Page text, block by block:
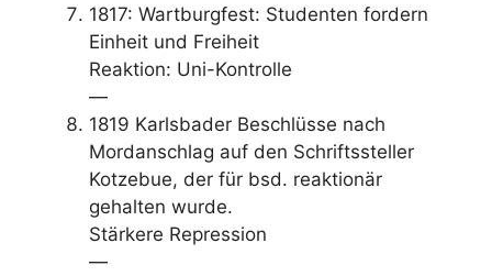
1817: Wartburgfest: Studenten fordern
Einheit und Freiheit
Reaktion: Uni-Kontrolle
—
1819 Karlsbader Beschlüsse nach
Mordanschlag auf den Schriftssteller
Kotzebue, der für bsd. reaktionär
gehalten wurde.
Stärkere Repression
—